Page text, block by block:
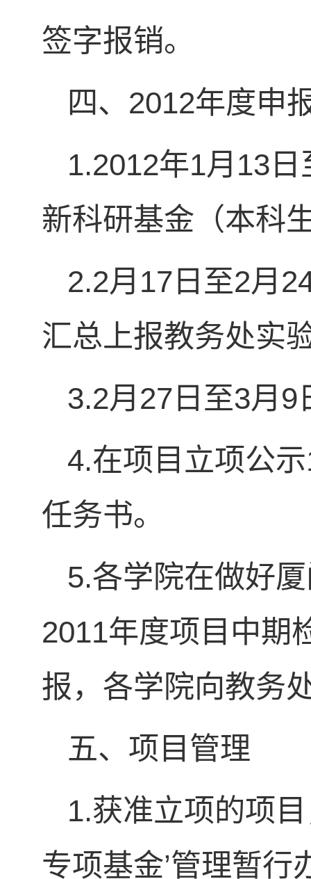
签字报销。
四、2012年度申
1.2012年1月13
新科研基金（本科
2.2月17日至2月
汇总上报教务处实
3.2月27日至3月
4.在项目立项公
任务书。
5.各学院在做好
2011年度项目中期
报，各学院向教务
五、项目管理
1.获准立项的项
专项基金’管理暂